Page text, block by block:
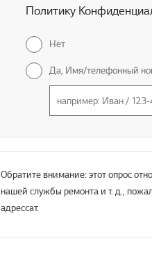
Политику
Нет
Да, Имя/телефонный
Обратите внимание: этот опрос
нашей службы ремонта и т. д.,
адрессат.